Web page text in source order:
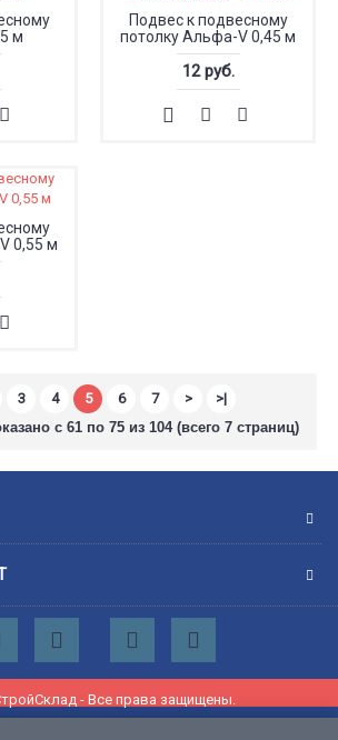
м
Подвес к подвесному
потолку Альфа-V 0,45 м
12 руб.
0,55 м
3 4 5 6 7 >
>|
с 61 по 75 из 104 (всего 7 страниц)
- Все права защищены.